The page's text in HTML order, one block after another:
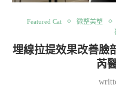
Featured Cat 微整美塑
埋線拉提效果改善臉
芮